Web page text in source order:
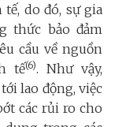
do đó, sự gia
thức bảo đảm
cầu về nguồn
tế(6). Như vậy,
lao động, việc
các rủi ro cho